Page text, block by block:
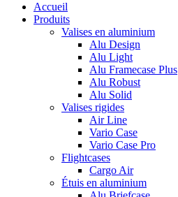
Accueil
Produits
Valises en aluminium
Alu Design
Alu Light
Alu Framecase Plus
Alu Robust
Alu Solid
Valises rigides
Air Line
Vario Case
Vario Case Pro
Flightcases
Cargo Air
Étuis en aluminium